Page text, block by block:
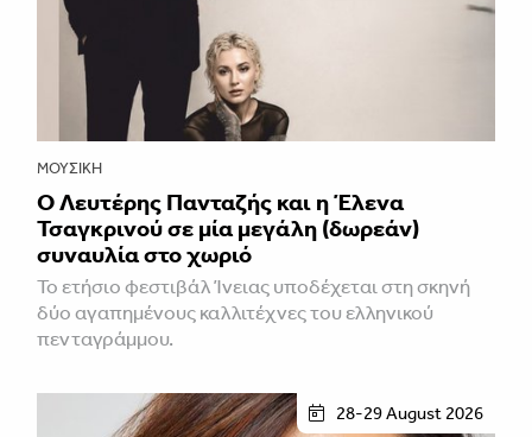
ΜΟΥΣΙΚΉ
Ο Λευτέρης Πανταζής και η Έλενα
Τσαγκρινού σε μία μεγάλη (δωρεάν)
συναυλία στο χωριό
Το ετήσιο φεστιβάλ Ίνειας υποδέχεται στη σκηνή
δύο αγαπημένους καλλιτέχνες του ελληνικού
πενταγράμμου.
28-29 August 2026